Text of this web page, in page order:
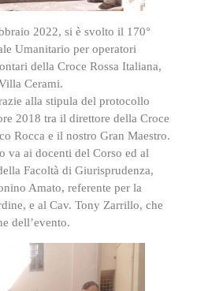
2022, si è svolto il 170°
Umanitario per operatori
della Croce Rossa Italiana,
Cerami.
alla stipula del protocollo
2018 tra il direttore della Croce
Rocca e il nostro Gran Maestro.
va ai docenti del Corso ed al
Facoltà di Giurisprudenza,
Amato, referente per la
e al Cav. Tony Zarrillo, che
dell’evento.